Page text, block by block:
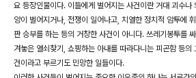
요 등장인물이다. 이들에게 벌어지는 사건이란 거대 괴수나
앙이 벌어지거나, 전쟁이 일어나고, 치열한 정치적 암투에
판 승부를 하는 등의 거창한 사건이 아니다. 쓰레기봉투를
겨놓은 열쇠찾기, 쇼핑하는 아내를 따라다니는 피곤함 등의
건이라고 부르기도 민망한 일들이다.